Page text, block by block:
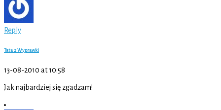
Reply
Tata z Wyprawki
13-08-2010 at 10:58
Jak najbardziej się zgadzam!